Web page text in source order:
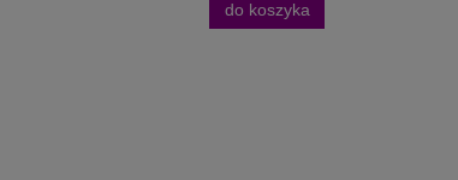
do koszyka